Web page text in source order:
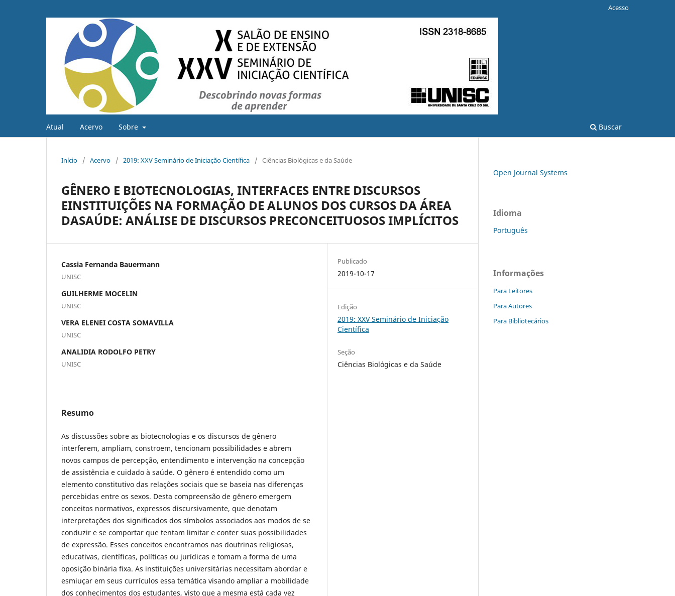
Atual Acervo Sobre Buscar
Acesso
Início / Acervo / 2019: XXV Seminário de Iniciação Científica / Ciências Biológicas e da Saúde
GÊNERO E BIOTECNOLOGIAS, INTERFACES ENTRE DISCURSOS
EINSTITUIÇÕES NA FORMAÇÃO DE ALUNOS DOS CURSOS DA ÁREA
DASAÚDE: ANÁLISE DE DISCURSOS PRECONCEITUOSOS IMPLÍCITOS
Cassia Fernanda Bauermann
UNISC
GUILHERME MOCELIN
UNISC
VERA ELENEI COSTA SOMAVILLA
UNISC
ANALIDIA RODOLFO PETRY
UNISC
Resumo
As discussões sobre as biotecnologias e os discursos de gênero
interferem, ampliam, constroem, tencionam possibilidades e abrem
novos campos de percepção, entendimento e intervenção na concepção
de assistência e cuidado à saúde. O gênero é entendido como um
elemento constitutivo das relações sociais que se baseia nas diferenças
percebidas entre os sexos. Desta compreensão de gênero emergem
conceitos normativos, expressos discursivamente, que denotam
interpretações dos significados dos símbolos associados aos modos de se
conduzir e se comportar que tentam limitar e conter suas possibilidades
de expressão. Esses conceitos encontramos nas doutrinas religiosas,
educativas, científicas, políticas ou jurídicas e tomam a forma de uma
oposição binária fixa. As instituições universitárias necessitam abordar e
esmiuçar em seus currículos essa temática visando ampliar a mobilidade
dos conhecimentos dos estudantes, visto que a mesma está cada vez
Publicado
2019-10-17
Edição
2019: XXV Seminário de Iniciação
Científica
Seção
Ciências Biológicas e da Saúde
Open Journal Systems
Idioma
Português
Informações
Para Leitores
Para Autores
Para Bibliotecários